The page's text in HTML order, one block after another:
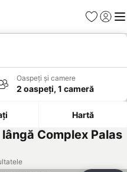
Favorite
Oaspeți și camere
2 oaspeți, 1 cameră
Hartă
Complex Palas